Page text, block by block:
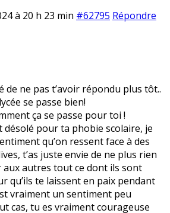
à 20 h 23 min #62795 Répondre
de ne pas t’avoir répondu plus tôt..
se passe bien!
ça se passe pour toi !
désolé pour ta phobie scolaire, je
qu’on ressent face à des
t’as juste envie de ne plus rien
autres tout ce dont ils sont
qu’ils te laissent en paix pendant
vraiment un sentiment peu
cas, tu es vraiment courageuse